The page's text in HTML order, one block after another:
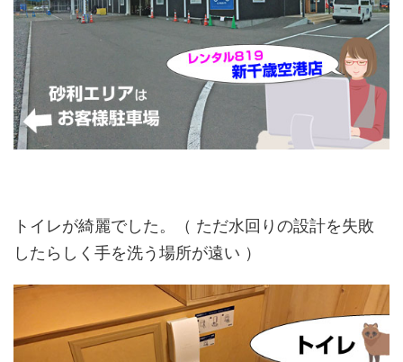
トイレが綺麗でした。（ ただ水回りの設計を失敗
したらしく手を洗う場所が遠い ）